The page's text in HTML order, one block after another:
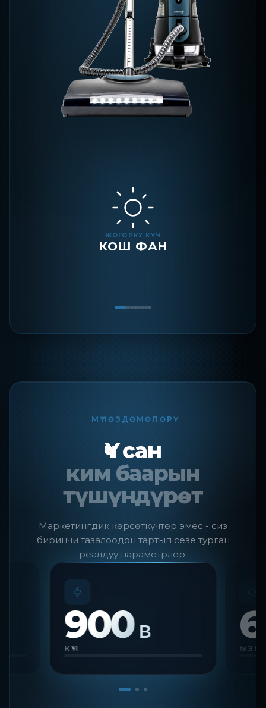
ЖОГОРКУ КҮЧ
КОШ ФАН
МҮНӨЗДӨМӨЛӨРҮ
Үч сан
ким баарын
түшүндүрөт
Маркетингдик көрсөткүчтөр эмес - сиз
биринчи тазалоодон тартып сезе турган
реалдуу параметрлер.
900В
КҮЧ